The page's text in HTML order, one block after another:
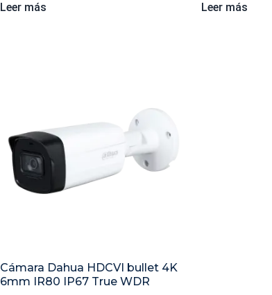
Leer más Leer más
Cámara Dahua HDCVI bullet 4K
6mm IR80 IP67 True WDR